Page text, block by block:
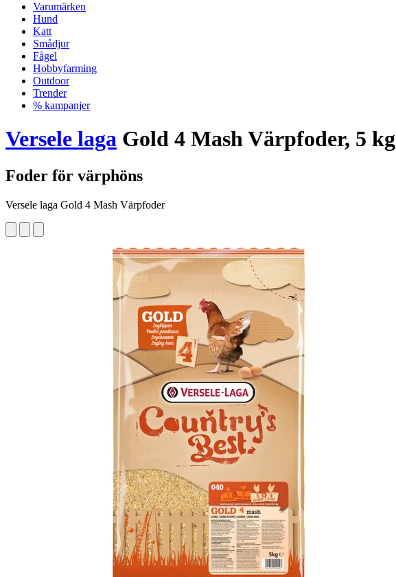
Varumärken
Hund
Katt
Smådjur
Fågel
Hobbyfarming
Outdoor
Trender
% kampanjer
Versele laga Gold 4 Mash Värpfoder, 5 kg
Foder för värphöns
Versele laga Gold 4 Mash Värpfoder